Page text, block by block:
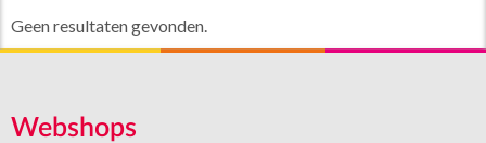
Geen resultaten gevonden.
Webshops